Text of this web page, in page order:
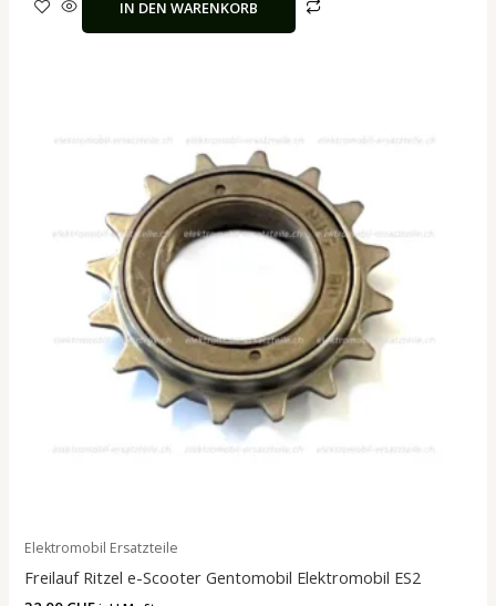
IN DEN WARENKORB
Elektromobil Ersatzteile
Freilauf Ritzel e-Scooter Gentomobil Elektromobil ES2